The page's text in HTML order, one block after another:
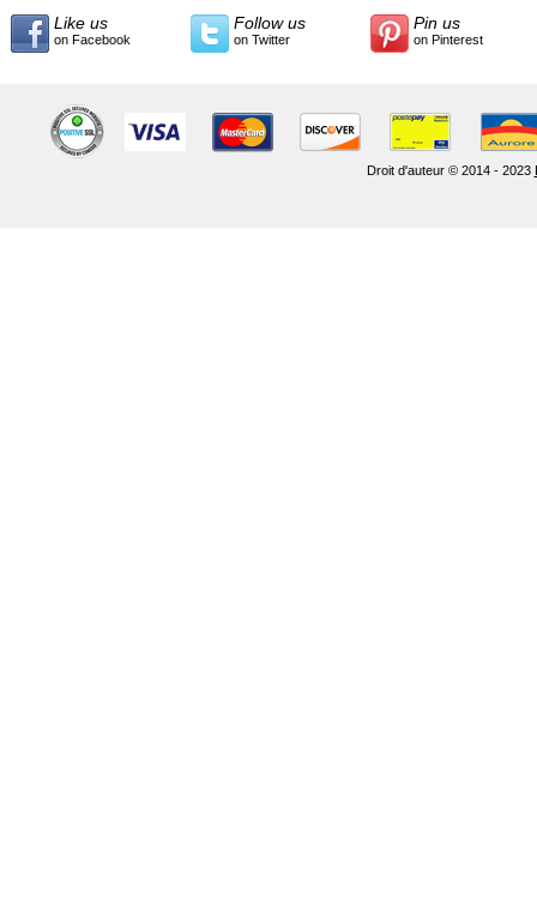
Like us
on Facebook
Follow us
on Twitter
Pin us
on Pinterest
Droit d'auteur © 2014 - 2023